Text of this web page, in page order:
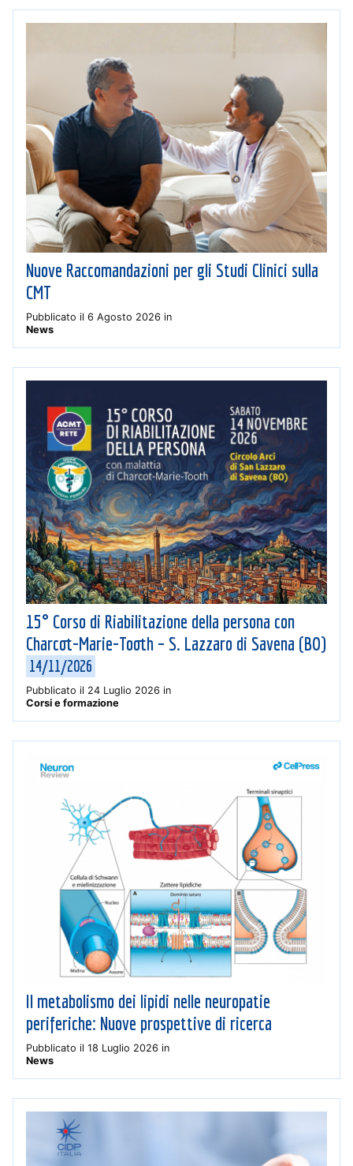
Nuove Raccomandazioni per gli Studi Clinici sulla
CMT
Pubblicato il 6 Agosto 2026 in
News
15° Corso di Riabilitazione della persona con
Charcot-Marie-Tooth – S. Lazzaro di Savena (BO)
14/11/2026
Pubblicato il 24 Luglio 2026 in
Corsi e formazione
Il metabolismo dei lipidi nelle neuropatie
periferiche: Nuove prospettive di ricerca
Pubblicato il 18 Luglio 2026 in
News